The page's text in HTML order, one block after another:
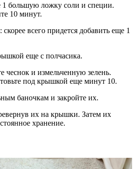
1 большую ложку соли и специи.
10 минут.
всего придется добавить еще 1
еще с полчасика.
чеснок и измельченную зелень.
под крышкой еще минут 10.
баночкам и закройте их.
их на крышки. Затем их
хранение.